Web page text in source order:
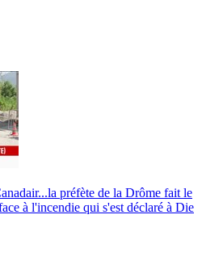
préfète de la Drôme fait le
à l'incendie qui s'est déclaré à Die